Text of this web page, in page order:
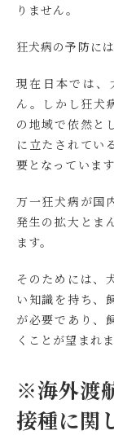
りません。
狂犬病の予防に
現在日本では、
ん。しかし狂犬
の地域で依然と
に立たされてい
要となっています
万一狂犬病が国
発生の拡大とま
ます。
そのためには、
い知識を持ち、
が必要であり、
くことが望まれま
※海外渡
接種に関